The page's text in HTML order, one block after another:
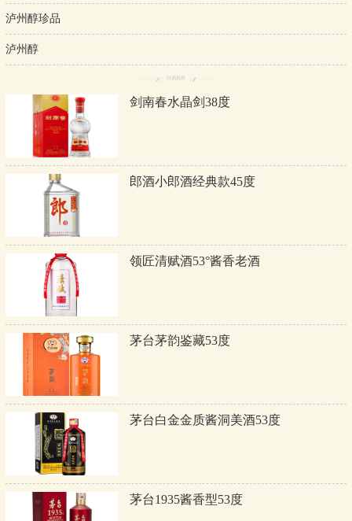
泸州醇珍品
泸州醇
好酒推荐
剑南春水晶剑38度
郎酒小郎酒经典款45度
领匠清赋酒53°酱香老酒
茅台茅韵鉴藏53度
茅台白金金质酱洞美酒53度
茅台1935酱香型53度